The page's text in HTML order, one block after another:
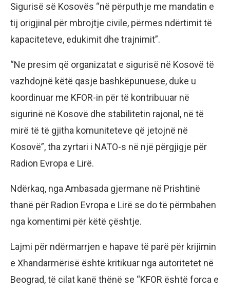
Sigurisë së Kosovës “në përputhje me mandatin e
tij origjinal për mbrojtje civile, përmes ndërtimit të
kapaciteteve, edukimit dhe trajnimit”.
“Ne presim që organizatat e sigurisë në Kosovë të
vazhdojnë këtë qasje bashkëpunuese, duke u
koordinuar me KFOR-in për të kontribuuar në
sigurinë në Kosovë dhe stabilitetin rajonal, në të
mirë të të gjitha komuniteteve që jetojnë në
Kosovë”, tha zyrtari i NATO-s në një përgjigje për
Radion Evropa e Lirë.
Ndërkaq, nga Ambasada gjermane në Prishtinë
thanë për Radion Evropa e Lirë se do të përmbahen
nga komentimi për këtë çështje.
Lajmi për ndërmarrjen e hapave të parë për krijimin
e Xhandarmërisë është kritikuar nga autoritetet në
Beograd, të cilat kanë thënë se “KFOR është forca e